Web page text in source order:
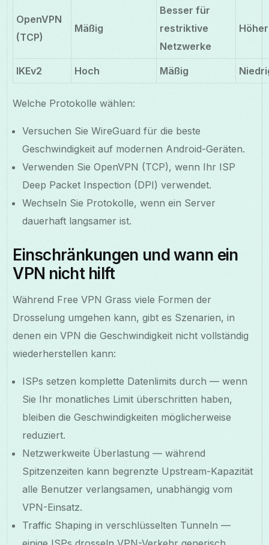
OpenVPN
(TCP)
Mäßig
Besser für
restriktive
Netzwerke
Höher
IKEv2 Hoch Mäßig
Welche Protokolle wählen:
Versuchen Sie WireGuard für die beste
Geschwindigkeit auf modernen Android-Geräten.
Verwenden Sie OpenVPN (TCP), wenn Ihr ISP
Deep Packet Inspection (DPI) verwendet.
Wechseln Sie Protokolle, wenn ein Server
dauerhaft langsamer ist.
Einschränkungen und wann ein
VPN nicht hilft
Während Free VPN Grass viele Formen der
Drosselung umgehen kann, gibt es Szenarien, in
denen ein VPN die Geschwindigkeit nicht vollständig
wiederherstellen kann:
ISPs setzen komplette Datenlimits durch — wenn
Sie Ihr monatliches Limit überschritten haben,
bleiben die Geschwindigkeiten möglicherweise
reduziert.
Netzwerkweite Überlastung — während
Spitzenzeiten kann begrenzte Upstream-Kapazität
alle Benutzer verlangsamen, unabhängig vom
VPN-Einsatz.
Traffic Shaping in verschlüsselten Tunneln —